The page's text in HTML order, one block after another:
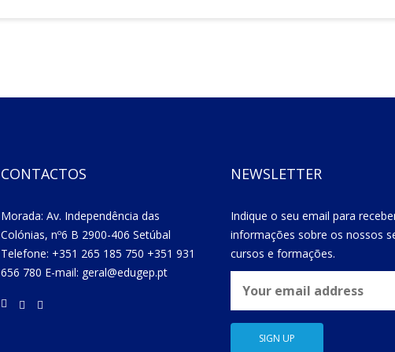
CONTACTOS
Morada: Av. Independência das
Colónias, nº6 B 2900-406 Setúbal
Telefone: +351 265 185 750 +351 931
656 780 E-mail: geral@edugep.pt
NEWSLETTER
Indique o seu email para
informações sobre os nossos
cursos e formações.